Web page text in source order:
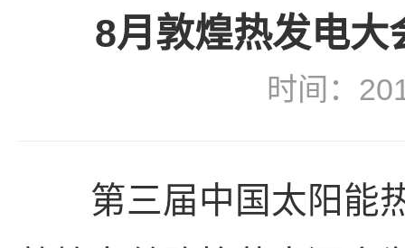
8月敦煌热发电
时间：
第三届中国太阳能热